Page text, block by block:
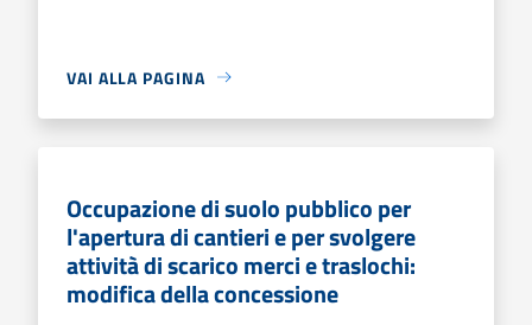
VAI ALLA PAGINA
Occupazione di suolo pubblico per
l'apertura di cantieri e per svolgere
attività di scarico merci e traslochi:
modifica della concessione